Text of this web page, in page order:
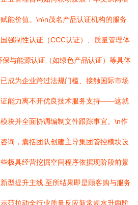
能价值。\n\n茂名产品认证机构的服务
强制性认证（CCC认证）、质量管理体
与能源认证（如绿色产品认证）等具体
成为企业跨过法规门槛、接触国际市场
证能力离不开优良技术服务支持——这就
块并全面协调编制文件跟踪事宜。\n作
询，囊括团队创建主导集团管控模块设
极具经营挖掘空间程序依据现阶段前景
型提升主线.至所结果即是顾客购与服务
范拉动全行业质量反应新常规水升两阶